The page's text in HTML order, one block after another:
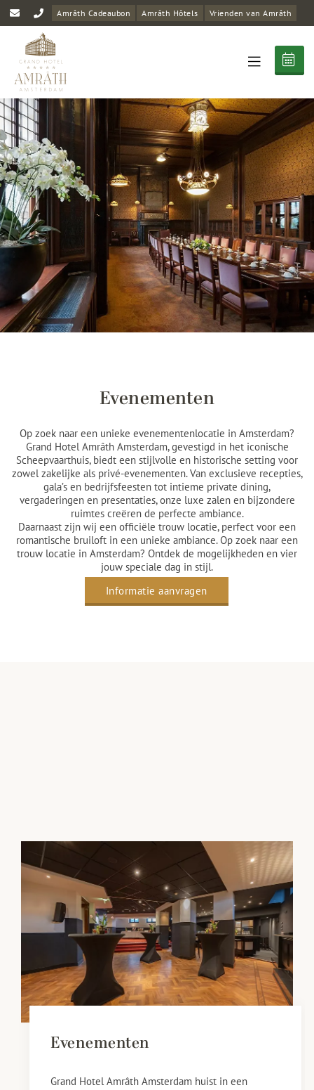
Amrâth Cadeaubon Amrâth Hôtels Vrienden van Amrâth
Evenementen
Op zoek naar een unieke evenementenlocatie in Amsterdam?
Grand Hotel Amrâth Amsterdam, gevestigd in het iconische
Scheepvaarthuis, biedt een stijlvolle en historische setting voor
zowel zakelijke als privé-evenementen. Van exclusieve recepties,
gala’s en bedrijfsfeesten tot intieme private dining,
vergaderingen en presentaties, onze luxe zalen en bijzondere
ruimtes creëren de perfecte ambiance.
Daarnaast zijn wij een officiële trouw locatie, perfect voor een
romantische bruiloft in een unieke ambiance. Op zoek naar een
trouw locatie in Amsterdam? Ontdek de mogelijkheden en vier
jouw speciale dag in stijl.
Informatie aanvragen
Evenementen
Grand Hotel Amrâth Amsterdam huist in een